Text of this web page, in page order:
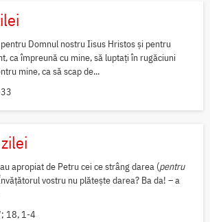
Domnul nostru Iisus Hristos și pentru
ca împreună cu mine, să luptați în rugăciuni
mine, ca să scap de...
apropiat de Petru cei ce strâng darea (pentru
vostru nu plătește darea? Ba da! – a
18, 1-4